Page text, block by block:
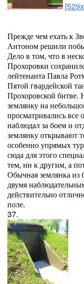
Прежде чем ехать к
Антоном решили
Дело в том, что в
Прохоровки
лейтенанта Павла
Пятой гвардейской
Прохоровской битве.
землянку на
просматривались все
наблюдал за боем и
землянку открывают
особенно упрямых
сюда для этого
тем, ни к другим, а
Обычная землянка из
двумя
действительно
поле.
37.